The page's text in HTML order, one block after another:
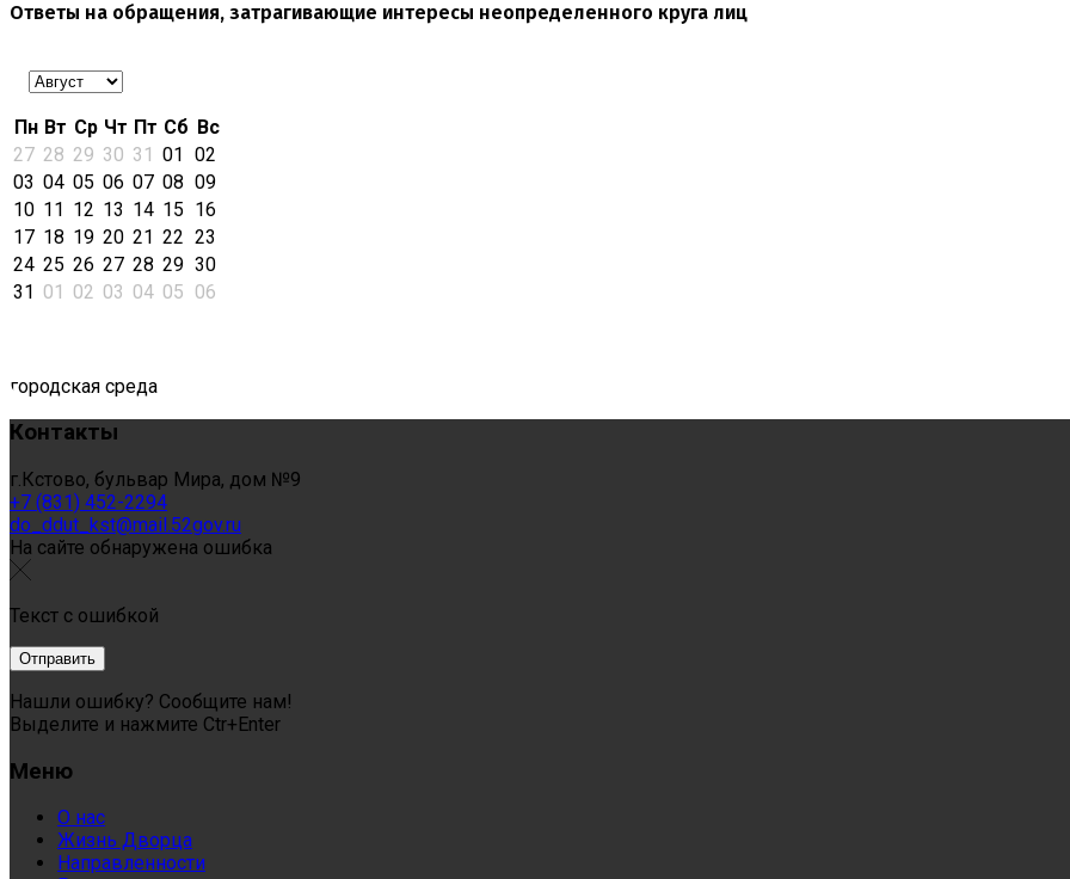
Ответы на обращения, затрагивающие интересы неопределенного круга лиц
Пн Вт Ср Чт Пт Сб Вс
27 28 29 30 31 01 02
03 04 05 06 07 08 09
10 11 12 13 14 15 16
17 18 19 20 21 22 23
24 25 26 27 28 29 30
31 01 02 03 04 05 06
городская среда
Контакты
г.Кстово, бульвар Мира, дом №9
+7 (831) 452-2294
do_ddut_kst@mail.52gov.ru
На сайте обнаружена ошибка
Текст с ошибкой
Нашли ошибку? Сообщите нам!
Выделите и нажмите Ctr+Enter
Меню
О нас
Жизнь Дворца
Направленности